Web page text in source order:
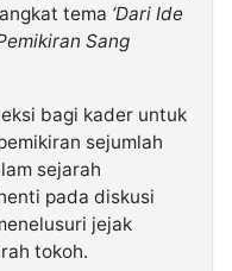
tema ‘Dari Ide
Sang
bagi kader untuk
sejumlah
sejarah
pada diskusi
jejak
tokoh.